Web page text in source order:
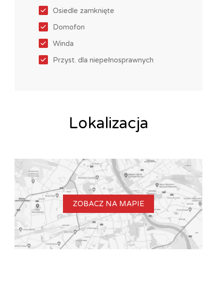
Osiedle zamknięte
Domofon
Winda
Przyst. dla niepełnosprawnych
Lokalizacja
ZOBACZ NA MAPIE